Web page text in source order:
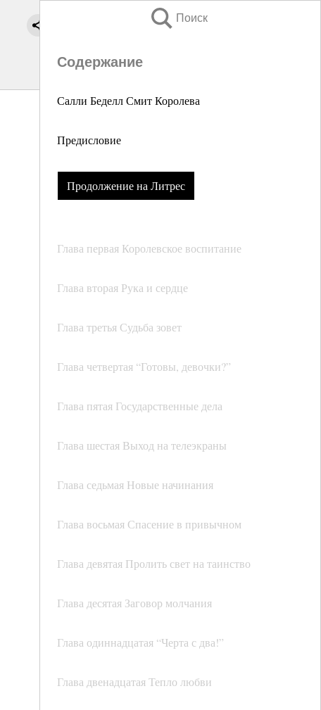
Поиск
Содержание
Салли Беделл Смит Королева
Предисловие
Продолжение на Литрес
Глава первая Королевское воспитание
Глава вторая Рука и сердце
Глава третья Судьба зовет
Глава четвертая “Готовы, девочки?”
Глава пятая Государственные дела
Глава шестая Выход на телеэкраны
Глава седьмая Новые начинания
Глава восьмая Спасение в привычном
Глава девятая Пролить свет на таинство
Глава десятая Заговор молчания
Глава одиннадцатая “Черта с два!”
Глава двенадцатая Тепло любви